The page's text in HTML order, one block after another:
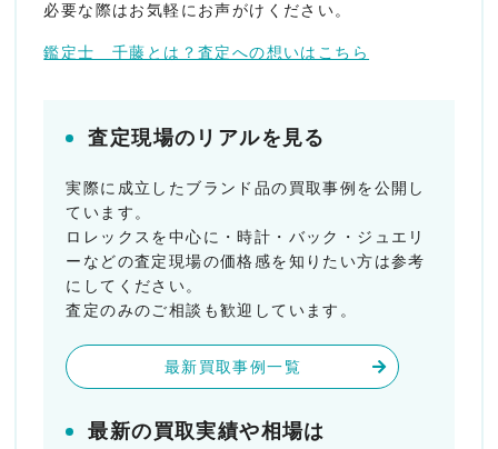
必要な際はお気軽にお声がけください。
鑑定士 千藤とは？査定への想いはこちら
査定現場のリアルを見る
実際に成立したブランド品の買取事例を公開し
ています。
ロレックスを中心に・時計・バック・ジュエリ
ーなどの査定現場の価格感を知りたい方は参考
にしてください。
査定のみのご相談も歓迎しています。
最新買取事例一覧
最新の買取実績や相場は